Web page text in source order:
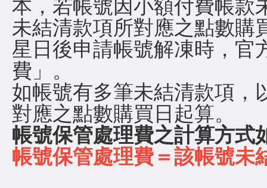
本，若帳號因小額付費帳款
未結清款項所對應之點數購
星日後申請帳號解凍時，官
費」。
如帳號有多筆未結清款項，
對應之點數購買日起算。
帳號保管處理費之計算方式
帳號保管處理費＝該帳號未